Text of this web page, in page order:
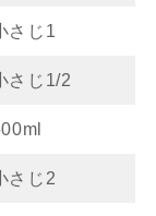
さじ1
さじ1/2
さじ2